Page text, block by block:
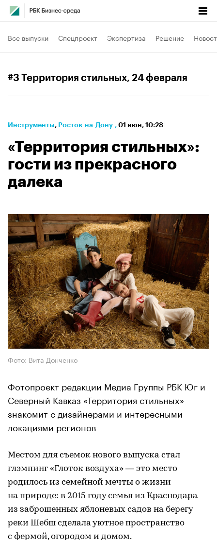
Все выпуски Спецпроект Экспертиза Решение
#3 Территория стильных, 24 февраля
Инструменты⁠, Ростов-на-Дону , 01 июн, 10:28
«Территория стильных»:
гости из прекрасного
далека
Фото: Вита Донченко
Фотопроект редакции Медиа Группы РБК Юг и
Северный Кавказ «Территория стильных»
знакомит с дизайнерами и интересными
локациями регионов
Местом для съемок нового выпуска стал
глэмпинг «Глоток воздуха» — это место
родилось из семейной мечты о жизни
на природе: в 2015 году семья из Краснодара
из заброшенных яблоневых садов на берегу
реки Шебш сделала уютное пространство
с фермой, огородом и домом.